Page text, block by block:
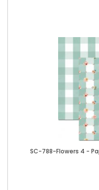
SC-788-Flowers 4 -